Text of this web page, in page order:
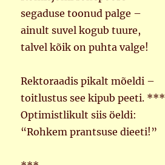
segaduse toonud palge –
ainult suvel kogub tuure,
talvel kõik on puhta valge!
Rektoraadis pikalt mõeldi –
toitlustus see kipub peeti. ***
Optimistlikult siis öeldi:
“Rohkem prantsuse dieeti!”